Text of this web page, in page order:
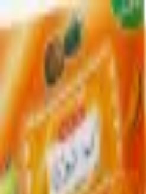
Anmelden